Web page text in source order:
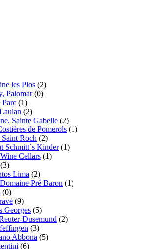
les Plos (2)
Palomar (0)
Parc (1)
(2)
Sainte Gabelle (2)
de Pomerols (1)
Roch (2)
Schmitt`s Kinder (1)
Cellars (1)
(3)
Lima (2)
Pré Baron (1)
(0)
(9)
Georges (5)
Dusemund (2)
(3)
Abbona (5)
(6)